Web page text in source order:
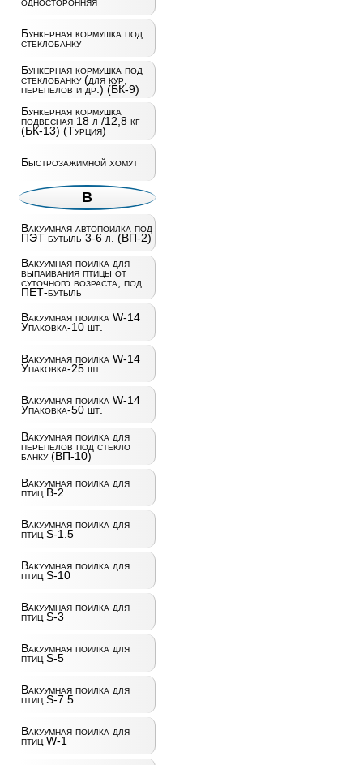
Бункерная кормушка под
стеклобанку
Бункерная кормушка под
стеклобанку (для кур,
перепелов и др.) (БК-9)
Бункерная кормушка
подвесная 18 л /12,8 кг
(БК-13) (Турция)
Быстрозажимной хомут
В
Вакуумная автопоилка под
ПЭТ бутыль 3-6 л. (ВП-2)
Вакуумная поилка для
выпаивания птицы от
суточного возраста, под
ПЕТ-бутыль
Вакуумная поилка W-14
Упаковка-10 шт.
Вакуумная поилка W-14
Упаковка-25 шт.
Вакуумная поилка W-14
Упаковка-50 шт.
Вакуумная поилка для
перепелов под стекло
банку (ВП-10)
Вакуумная поилка для
птиц B-2
Вакуумная поилка для
птиц S-1.5
Вакуумная поилка для
птиц S-10
Вакуумная поилка для
птиц S-3
Вакуумная поилка для
птиц S-5
Вакуумная поилка для
птиц S-7.5
Вакуумная поилка для
птиц W-1